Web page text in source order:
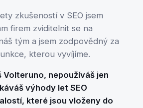
zkušeností v SEO jsem
firem zviditelnit se na
tým a jsem zodpovědný za
kterou vyvíjíme.
Volteruno, nepoužíváš jen
výhody let SEO
které jsou vloženy do